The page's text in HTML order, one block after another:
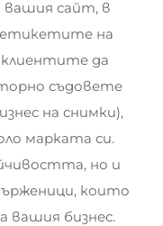
вашия сайт, в
етикетите на
да
съдовете
на снимки),
марката си.
но и
които
вашия бизнес.